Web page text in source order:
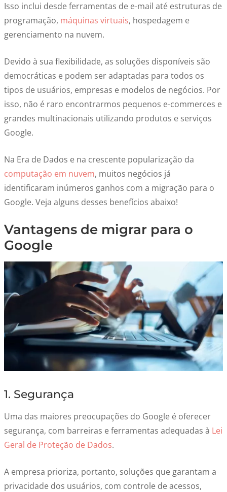
Isso inclui desde ferramentas de e-mail até estruturas de
programação, máquinas virtuais, hospedagem e
gerenciamento na nuvem.
Devido à sua flexibilidade, as soluções disponíveis são
democráticas e podem ser adaptadas para todos os
tipos de usuários, empresas e modelos de negócios. Por
isso, não é raro encontrarmos pequenos e-commerces e
grandes multinacionais utilizando produtos e serviços
Google.
Na Era de Dados e na crescente popularização da
computação em nuvem, muitos negócios já
identificaram inúmeros ganhos com a migração para o
Google. Veja alguns desses benefícios abaixo!
Vantagens de migrar para o
Google
1. Segurança
Uma das maiores preocupações do Google é oferecer
segurança, com barreiras e ferramentas adequadas à Lei
Geral de Proteção de Dados.
A empresa prioriza, portanto, soluções que garantam a
privacidade dos usuários, com controle de acessos,